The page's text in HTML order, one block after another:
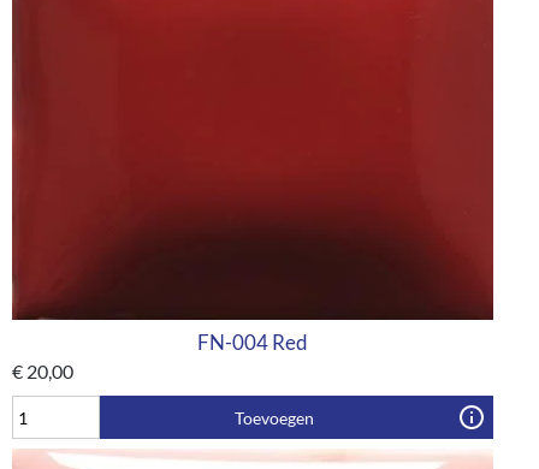
FN-004 Red
€ 20,00
Toevoegen